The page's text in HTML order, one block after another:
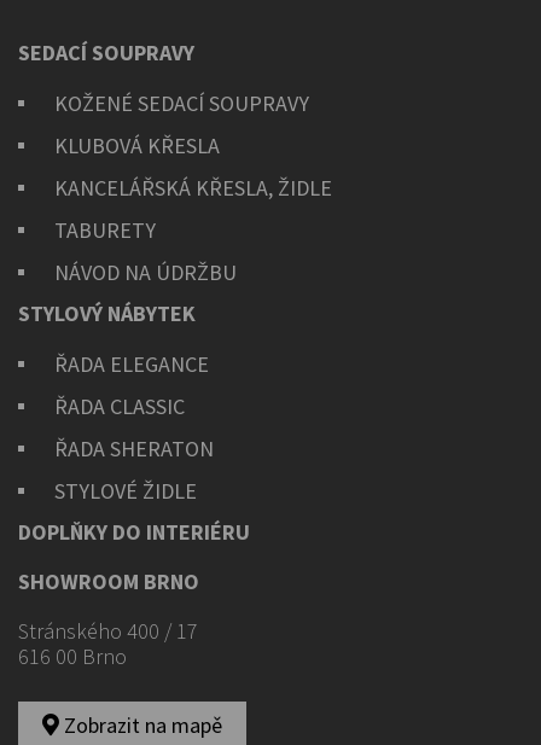
SEDACÍ SOUPRAVY
KOŽENÉ SEDACÍ SOUPRAVY
KLUBOVÁ KŘESLA
KANCELÁŘSKÁ KŘESLA, ŽIDLE
TABURETY
NÁVOD NA ÚDRŽBU
STYLOVÝ NÁBYTEK
ŘADA ELEGANCE
ŘADA CLASSIC
ŘADA SHERATON
STYLOVÉ ŽIDLE
DOPLŇKY DO INTERIÉRU
SHOWROOM BRNO
Stránského 400 / 17
616 00 Brno
Zobrazit na mapě